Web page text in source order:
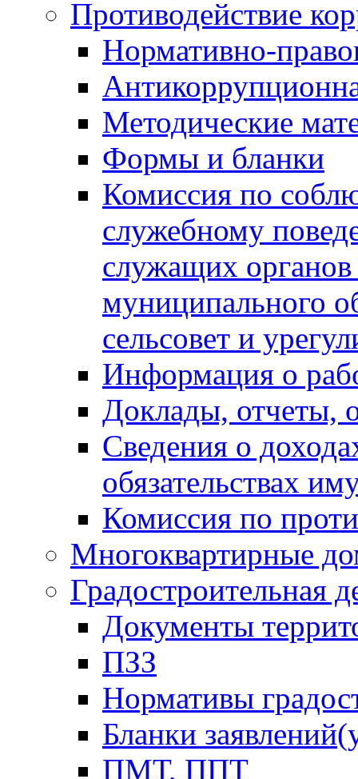
Противодействие
Нормативно-
Методические
Формы и бланки
Комиссия по
служебному
служащих органов
муниципального
сельсовет и
Информация о
Доклады, отчеты,
Сведения о
обязательствах
Комиссия по
Многоквартирные
Градостроительная
Документы
ПЗЗ
Нормативы
Бланки
ПМТ, ППТ